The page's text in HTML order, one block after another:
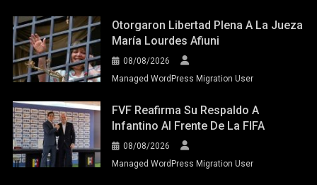
Otorgaron Libertad Plena A La Jueza
María Lourdes Afiuni
08/08/2026
Managed WordPress Migration User
FVF Reafirma Su Respaldo A
Infantino Al Frente De La FIFA
08/08/2026
Managed WordPress Migration User